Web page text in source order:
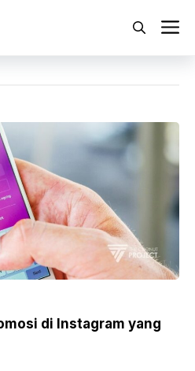
di Instagram yang